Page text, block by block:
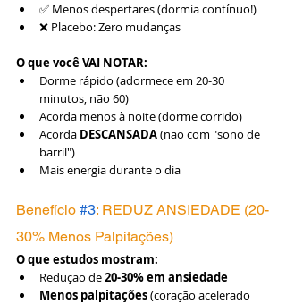
✅ Menos despertares (dormia contínuo!)
❌ Placebo: Zero mudanças
O que você VAI NOTAR:
Dorme rápido (adormece em 20-30
minutos, não 60)
Acorda menos à noite (dorme corrido)
Acorda DESCANSADA (não com "sono de
barril")
Mais energia durante o dia
Benefício #3: REDUZ ANSIEDADE (20-
30% Menos Palpitações)
O que estudos mostram:
Redução de 20-30% em ansiedade
Menos palpitações (coração acelerado